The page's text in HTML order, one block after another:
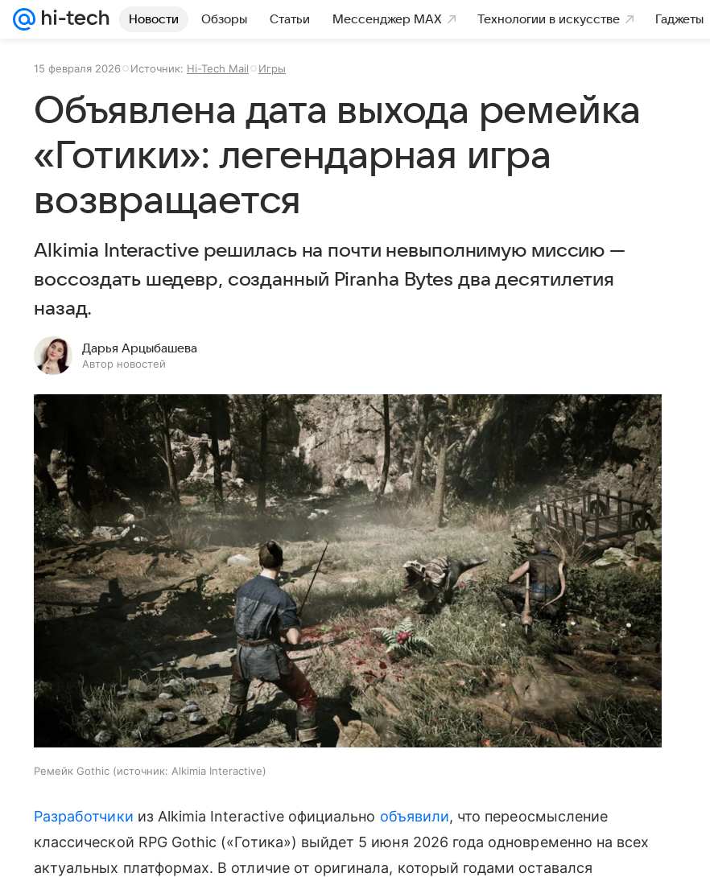
Новости Обзоры Статьи Мессенджер MAX Технологии в искусстве Гаджеты
15 февраля 2026 Источник: Hi-Tech Mail Игры
Объявлена дата выхода ремейка
«Готики»: легендарная игра
возвращается
Alkimia Interactive решилась на почти невыполнимую миссию —
воссоздать шедевр, созданный Piranha Bytes два десятилетия
назад.
Дарья Арцыбашева
Автор новостей
Ремейк Gothic источник: Alkimia Interactive
Разработчики из Alkimia Interactive официально объявили, что переосмысление
классической RPG Gothic («Готика») выйдет 5 июня 2026 года одновременно на всех
актуальных платформах. В отличие от оригинала, который годами оставался